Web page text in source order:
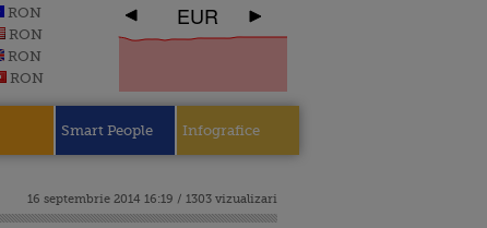
RON
RON
RON
RON
EUR
Smart People Infografice
16 septembrie 2014 16:19 / 1303 vizualizari